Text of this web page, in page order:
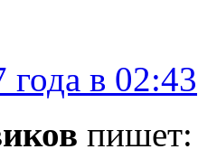
в 02:43
пишет: